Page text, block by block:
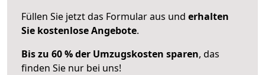
Füllen Sie jetzt das Formular aus und erhalten
Sie kostenlose Angebote.
Bis zu 60 % der Umzugskosten sparen, das
finden Sie nur bei uns!